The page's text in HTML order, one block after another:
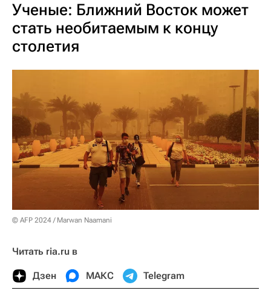
Ученые: Ближний Восток может
стать необитаемым к концу
столетия
© AFP 2024 / Marwan Naamani
Читать ria.ru в
Дзен МАКС Telegram